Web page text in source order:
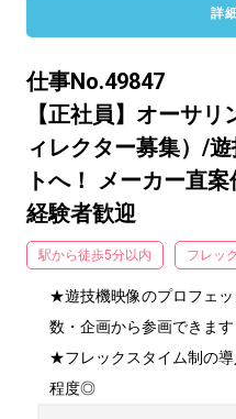
詳
仕事No.49847
【正社員】オーサ
ィレクター募集）/
トへ！ メーカー直
経験者歓迎
駅から徒歩5分以内 フレッ
★遊技機映像のプロフェ
数・企画から参画できます
★フレックスタイム制の
程度◎